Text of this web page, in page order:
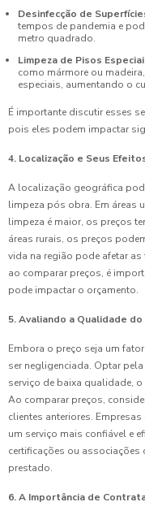
Desinfecção de
tempos de pandemia e
metro quadrado.
Limpeza de Pisos
como mármore ou
especiais, aumentando o
É importante discutir esses
pois eles podem impactar
4. Localização e Seus
A localização geográfica
limpeza pós obra. Em áreas
limpeza é maior, os preços
áreas rurais, os preços
vida na região pode afetar
ao comparar preços, é
pode impactar o orçamento.
5. Avaliando a Qualidade do
Embora o preço seja um
ser negligenciada. Optar
serviço de baixa qualidade,
Ao comparar preços,
clientes anteriores.
um serviço mais confiável e
certificações ou
prestado.
6. A Importância de